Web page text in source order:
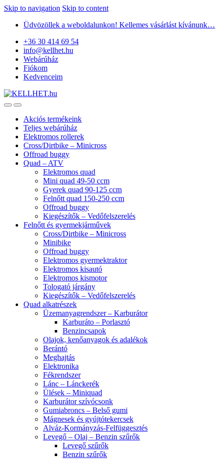
Skip to navigation Skip to content
Üdvözöllek a weboldalunkon! Kellemes vásárlást kívánunk…
+36 30 414 69 54
info@kellhet.hu
Webárúház
Fiókom
Kedvenceim
Akciós termékeink
Teljes webárúház
Elektromos rollerek
Cross/Dirtbike – Minicross
Offroad buggy
Quad – ATV
Elektromos quad
Mini quad 49-50 ccm
Gyerek quad 90-125 ccm
Felnőtt quad 150-250 ccm
Offroad buggy
Kiegészítők – Vedőfelszerelés
Felnőtt és gyermekjárművek
Cross/Dirtbike – Minicross
Minibike
Offroad buggy
Elektromos gyermektraktor
Elektromos kisautó
Elektromos kismotor
Tologató járgány
Kiegészítők – Vedőfelszerelés
Quad alkatrészek
Üzemanyagrendszer – Karburátor
Karburáto – Porlasztó
Benzincsapok
Olajok, kenőanyagok és adalékok
Berántó
Meghajtás
Elektronika
Fékrendszer
Lánc – Lánckerék
Ülések – Miniquad
Karburátor szívócsonk
Gumiabroncs – Belső gumi
Mágnesek és gyújtótekercsek
Alváz-Kormányzás-Felfüggesztés
Levegő – Olaj – Benzin szűrők
Levegő szűrők
Benzin szűrők